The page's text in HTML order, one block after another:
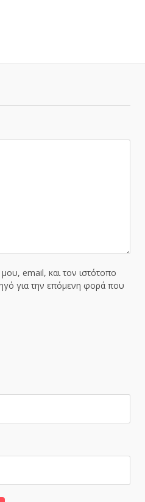
email, και τον ιστότοπο
για την επόμενη φορά που